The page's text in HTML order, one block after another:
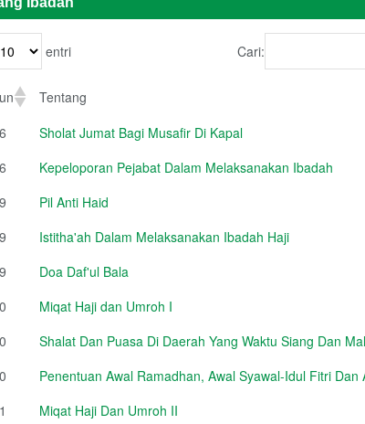
entri Cari:
Tentang
Tentang
Sholat Jumat Bagi Musafir Di Kapal
Kepeloporan Pejabat Dalam Melaksanakan Ibadah
Pil Anti Haid
Istitha'ah Dalam Melaksanakan Ibadah Haji
Doa Daf'ul Bala
Miqat Haji dan Umroh I
Shalat Dan Puasa Di Daerah Yang Waktu Siang Dan
Penentuan Awal Ramadhan, Awal Syawal-Idul Fitri Dan
Miqat Haji Dan Umroh II